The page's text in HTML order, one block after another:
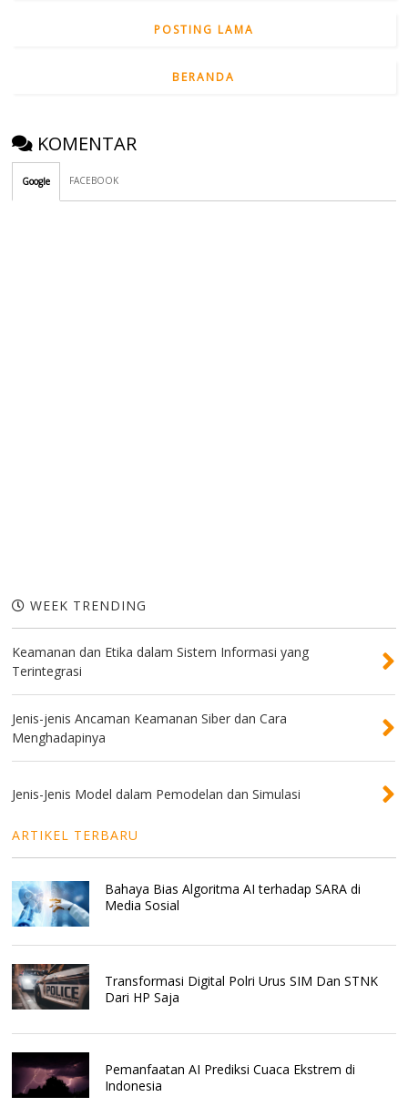
POSTING LAMA
BERANDA
KOMENTAR
Google FACEBOOK
WEEK TRENDING
Keamanan dan Etika dalam Sistem Informasi yang
Terintegrasi
Jenis-jenis Ancaman Keamanan Siber dan Cara
Menghadapinya
Jenis-Jenis Model dalam Pemodelan dan Simulasi
ARTIKEL TERBARU
Bahaya Bias Algoritma AI terhadap SARA di
Media Sosial
Transformasi Digital Polri Urus SIM Dan STNK
Dari HP Saja
Pemanfaatan AI Prediksi Cuaca Ekstrem di
Indonesia